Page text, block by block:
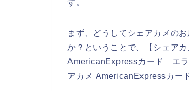
す。
まず、どうしてシェアカメの
か？ということで、【シェア
AmericanExpressカード エ
アカメ AmericanExpressカー